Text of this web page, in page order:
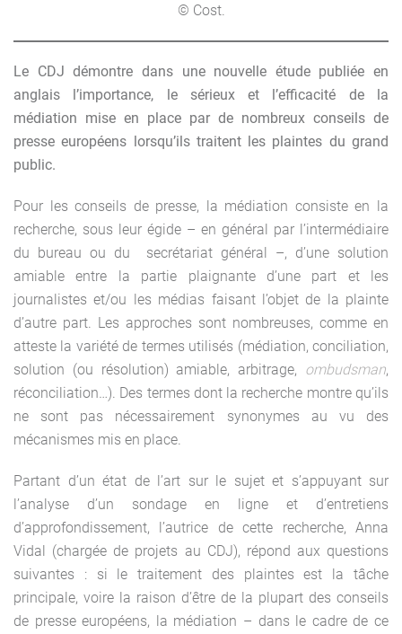
© Cost.
Le CDJ démontre dans une nouvelle étude publiée en
anglais l’importance, le sérieux et l’efficacité de la
médiation mise en place par de nombreux conseils de
presse européens lorsqu’ils traitent les plaintes du grand
public.
Pour les conseils de presse, la médiation consiste en la
recherche, sous leur égide – en général par l’intermédiaire
du bureau ou du secrétariat général –, d’une solution
amiable entre la partie plaignante d’une part et les
journalistes et/ou les médias faisant l’objet de la plainte
d’autre part. Les approches sont nombreuses, comme en
atteste la variété de termes utilisés (médiation, conciliation,
solution (ou résolution) amiable, arbitrage, ombudsman,
réconciliation…). Des termes dont la recherche montre qu’ils
ne sont pas nécessairement synonymes au vu des
mécanismes mis en place.
Partant d’un état de l’art sur le sujet et s’appuyant sur
l’analyse d’un sondage en ligne et d’entretiens
d’approfondissement, l’autrice de cette recherche, Anna
Vidal (chargée de projets au CDJ), répond aux questions
suivantes : si le traitement des plaintes est la tâche
principale, voire la raison d’être de la plupart des conseils
de presse européens, la médiation – dans le cadre de ce